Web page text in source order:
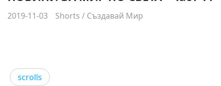
2019-11-03 Shorts / Създавай Мир
scrolls